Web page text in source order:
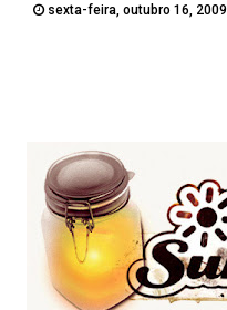
PUBLICAÇÕES
sexta-feira, outubro 16, 2009